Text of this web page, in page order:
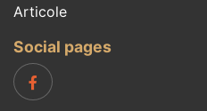
Articole
Social pages